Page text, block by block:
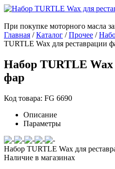
При покупке моторного масла
Главная /Каталог /Прочее /
TURTLE Wax для реставрации
Набор TURTLE Wax
фар
Код товара: FG 6690
Описание
Параметры
Набор TURTLE Wax для
Наличие в магазинах